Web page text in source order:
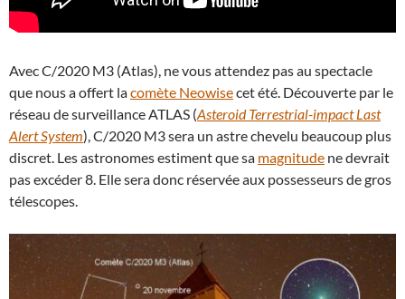
Avec C/2020 M3 (Atlas), ne vous attendez pas au spectacle
que nous a offert lacomète Neowisecet été. Découverte par le
réseau de surveillance ATLAS (Asteroid Terrestrial-impact Last
Alert System), C/2020 M3 sera un astre chevelu beaucoup plus
discret. Les astronomes estiment que sa magnitude ne devrait
pas excéder 8. Elle sera donc réservée aux possesseurs de gros
télescopes.